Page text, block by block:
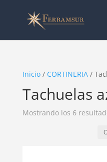
Inicio/ CORTINERIA/
Tachuelas
Mostrando los 6